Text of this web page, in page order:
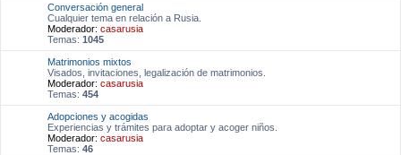
Conversación general
Cualquier tema en relación a Rusia.
Moderador: casarusia
Temas: 1045
Matrimonios mixtos
Visados, invitaciones, legalización de matrimonios.
Moderador: casarusia
Temas: 454
Adopciones y acogidas
Experiencias y trámites para adoptar y acoger niños.
Moderador: casarusia
Temas: 46